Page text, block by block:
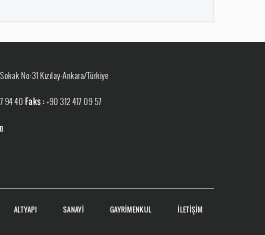
Sokak No:31 Kızılay-Ankara/Türkiye
94 40 Faks :+90 312 417 09 57
ALTYAPI SANAYİ GAYRİMENKUL İLETİŞİM